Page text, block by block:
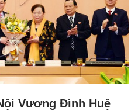
Vương Đình Huệ